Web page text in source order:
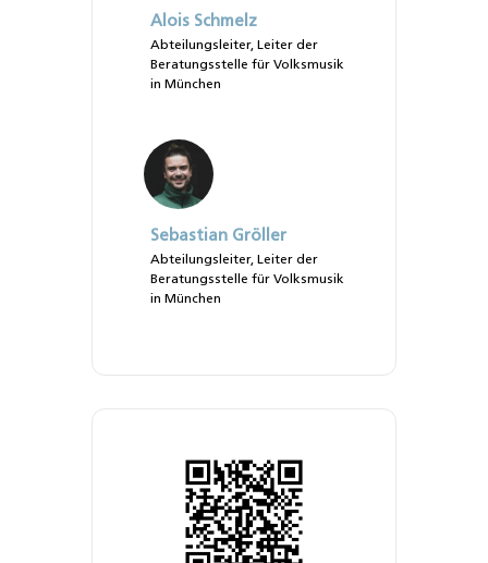
Alois Schmelz
Abteilungsleiter, Leiter der
Beratungsstelle für Volksmusik
in München
Sebastian Gröller
Abteilungsleiter, Leiter der
Beratungsstelle für Volksmusik
in München